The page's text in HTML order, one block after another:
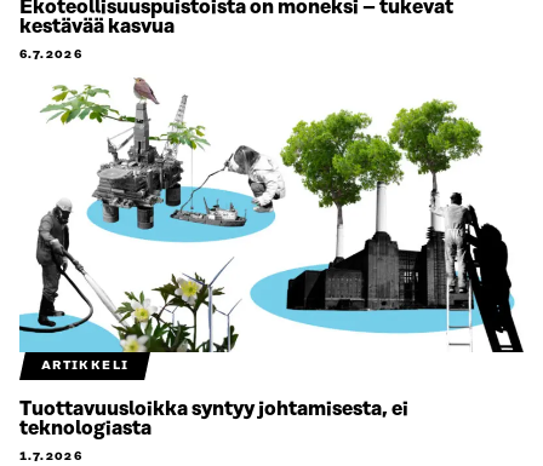
Ekoteollisuuspuistoista on moneksi – tukevat
kestävää kasvua
6.7.2026
ARTIKKELI
Tuottavuusloikka syntyy johtamisesta, ei
teknologiasta
1.7.2026